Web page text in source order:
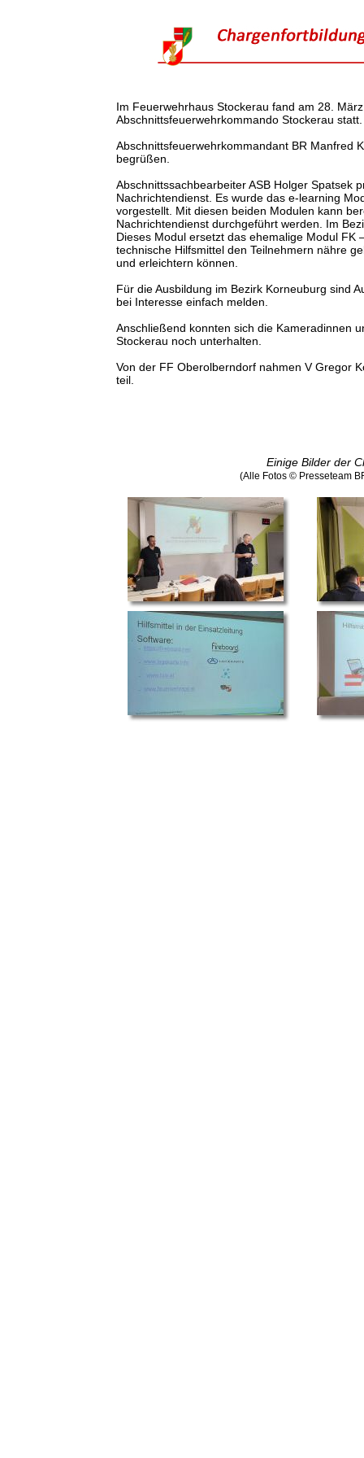
Im Feuerwehrhaus Stockerau fand am 28.
Abschnittsfeuerwehrkommando Stockerau statt.
Abschnittsfeuerwehrkommandant BR Manfred
begrüßen.
Abschnittssachbearbeiter ASB Holger Spatsek
Nachrichtendienst. Es wurde das e-learning
vorgestellt. Mit diesen beiden Modulen kann
Nachrichtendienst durchgeführt werden. Im
Dieses Modul ersetzt das ehemalige Modul FK
technische Hilfsmittel den Teilnehmern nähre
und erleichtern können.
Für die Ausbildung im Bezirk Korneuburg sind
bei Interesse einfach melden.
Anschließend konnten sich die Kameradinnen
Stockerau noch unterhalten.
Von der FF Oberolberndorf nahmen V Gregor
teil.
Einige Bilder der
(Alle Fotos © Presseteam